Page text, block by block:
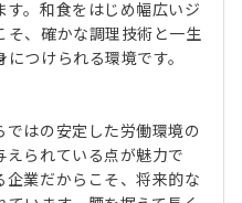
。和食をはじめ幅広いジ
そ、確かな調理技術と一生
つけられる環境です。
はの安定した労働環境の
えられている点が魅力で
業だからこそ、将来的な